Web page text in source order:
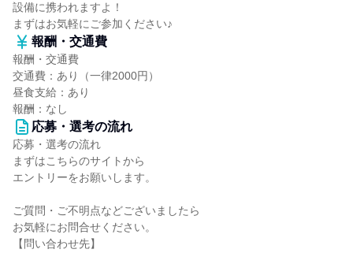
設備に携われますよ！
まずはお気軽にご参加ください♪
報酬・交通費
報酬・交通費
交通費：あり（一律2000円）
昼食支給：あり
報酬：なし
応募・選考の流れ
応募・選考の流れ
まずはこちらのサイトから
エントリーをお願いします。
ご質問・ご不明点などございましたら
お気軽にお問合せください。
【問い合わせ先】